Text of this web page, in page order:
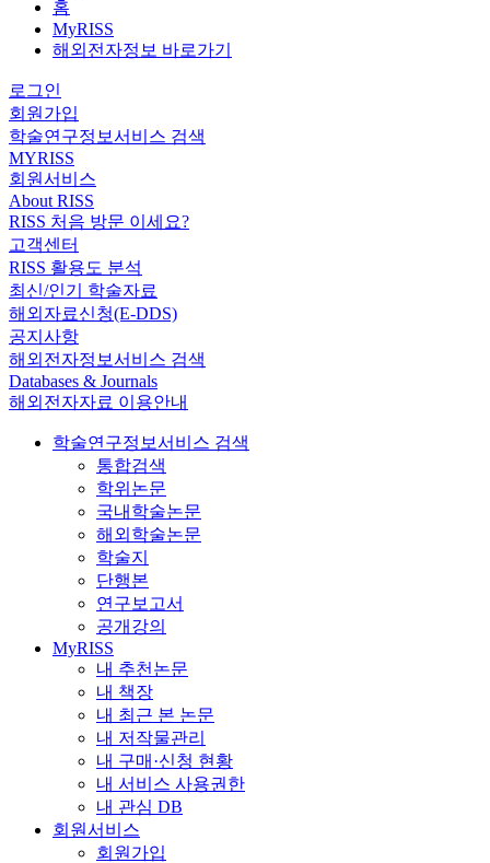
홈
MyRISS
해외전자정보 바로가기
로그인
회원가입
학술연구정보서비스 검색
MYRISS
회원서비스
About RISS
RISS 처음 방문 이세요?
고객센터
RISS 활용도 분석
최신/인기 학술자료
해외자료신청(E-DDS)
공지사항
해외전자정보서비스 검색
Databases & Journals
해외전자자료 이용안내
학술연구정보서비스 검색
통합검색
학위논문
국내학술논문
해외학술논문
학술지
단행본
연구보고서
공개강의
MyRISS
내 추천논문
내 책장
내 최근 본 논문
내 저작물관리
내 구매·신청 현황
내 서비스 사용권한
내 관심 DB
회원서비스
회원가입